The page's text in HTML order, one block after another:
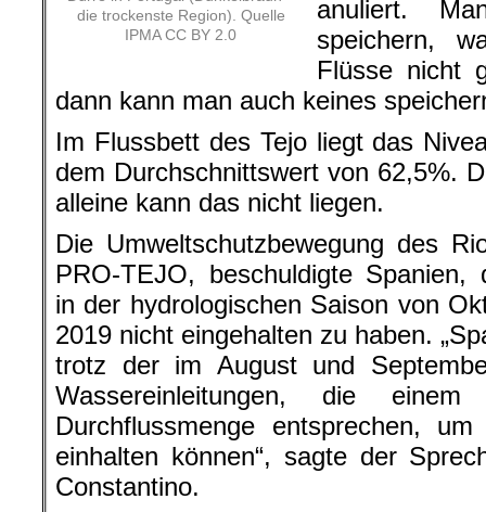
die trockenste Region). Quelle
IPMA CC BY 2.0
anuliert.
speichern,
Flüsse nicht
dann kann man auch keines
Im Flussbett des Tejo liegt das
dem Durchschnittswert von 62,5%.
alleine kann das nicht liegen.
Die Umweltschutzbewegung des
PRO-TEJO, beschuldigte Spanien,
in der hydrologischen Saison von
2019 nicht eingehalten zu haben.
trotz der im August und
Wassereinleitungen, die
Durchflussmenge entsprechen,
einhalten können“, sagte der
Constantino.